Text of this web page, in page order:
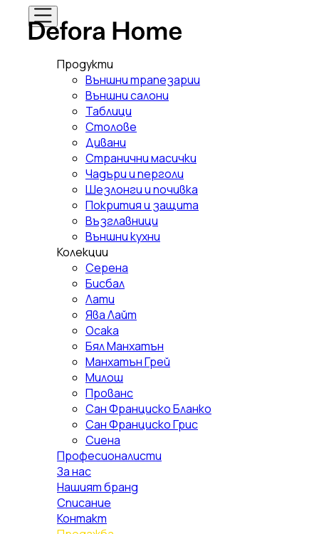
Продукти
Външни трапезарии
Външни салони
Таблици
Столове
Дивани
Странични масички
Чадъри и перголи
Шезлонги и почивка
Покрития и защита
Възглавници
Външни кухни
Колекции
Серена
Бисбал
Лати
Ява Лайт
Осака
Бял Манхатън
Манхатън Грей
Милош
Прованс
Сан Франциско Бланко
Сан Франциско Грис
Сиена
Професионалисти
За нас
Нашият бранд
Списание
Контакт